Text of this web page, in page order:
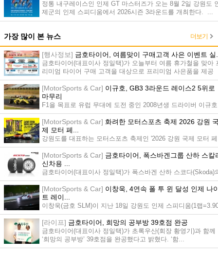
정통 내구레이스인 인제 GT 마스터즈가 오는 8월 2일 강원도
제군의 인제 스피디움에서 2026시즌 3라운드를 개최한다. ...
가장 많이 본 뉴스 더보기
[행사정보] 금호타이어, 여름맞이 구매고객 사은 이벤트 실
금호타이어(대표이사 정일택)가 오늘부터 여름 휴가철을 맞아
리미엄 타이어 구매 고객을 대상으로 프리미엄 사은품을 제공
하...
[MotorSports & Car] 이규호, GB3 3라운드 레이스2 5위로
마무리
F1을 목표로 유럽 무대에 도전 중인 2008년생 드라이버 이규호
(엘리트 모터스포츠)가 7월 4일과 5일(현지시간) 헝가리의 헝가
로...
[MotorSports & Car] 화려한 모터스포츠 축제 2026 강원
제 모터 페...
강원도를 대표하는 모터스포츠 축제인 '2026 강원 국제 모터 페
스타'가 더욱 풍성해진 콘텐츠와 함께 한여름 밤의 서킷을 뜨겁
게...
[MotorSports & Car] 금호타이어, 폭스바겐그룹 산하 스칼
신차용 ...
금호타이어(대표이사 정일택)가 폭스바겐 산하 스코다(Skoda)
‘스칼라(Scala)’에 신차용 타이어(OE. Original Equipment)로 ...
[MotorSports & Car] 이창욱, 4연속 폴 투 윈 달성 인제 나
트 레이...
이창욱(금호 SLM)이 지난 18일 강원도 인제 스피디움(1랩
8km)에서 열린 '2026 강원 국제 모터 페스타'의 메인 이벤트인
0...
[라이프] 금호타이어, 희망의 공부방 39호점 완공
금호타이어(대표이사 정일택)가 초록우산(회장 황영기)과 함께
‘희망의 공부방’ 39호점을 완공했다고 밝혔다. ‘함...